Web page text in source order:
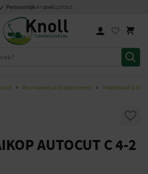
met kennis van zaken
1000m2showroom in Staphorst
Persoonlijk en snel contact
Bosmaaiers & Grastrimmers Maaidraad &
AUTOCUT C 4-2